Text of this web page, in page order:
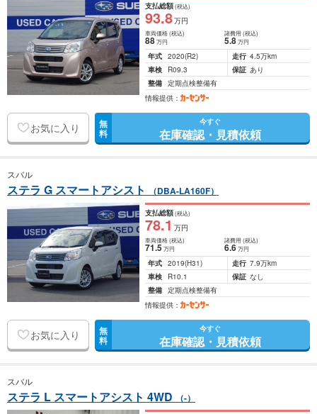
支払総額(税込)
93.8万円
車両価格(税込)
88万円
諸費用 (税込)
5.8 万円
年式 2020(R2) 走行 4.5万km
車検
R09.3 保証 あり
整備 定期点検整備有
情報提供：
お気に入り 無
料
今すぐ
在庫確認・見積依頼
スバル
ステラ G スマートアシスト （DBA-LA160F）
支払総額(税込)
78.1 万円
車両価格(税込)
71.5万円
諸費用 (税込)
6.6 万円
年式 2019(H31) 走行 7.9万km
車検
R10.1 保証 なし
整備 定期点検整備有
情報提供：
お気に入り 無
料
今すぐ
在庫確認・見積依頼
スバル
ステラ L スマートアシスト 4WD （-）